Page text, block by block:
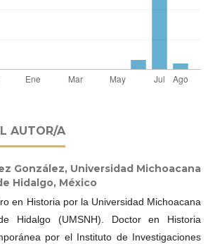
AUTOR/A
González, Universidad Michoacana
Hidalgo, México
en Historia por la Universidad Michoacana
Hidalgo (UMSNH). Doctor en Historia
por el Instituto de Investigaciones